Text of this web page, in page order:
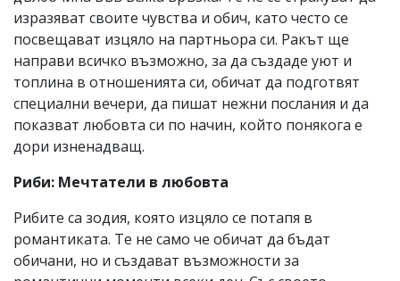
изразяват своите чувства и обич, като често се
посвещават изцяло на партньора си. Ракът ще
направи всичко възможно, за да създаде уют и
топлина в отношенията си, обичат да подготвят
специални вечери, да пишат нежни послания и да
показват любовта си по начин, който понякога е
дори изненадващ.
Риби: Мечтатели в любовта
Рибите са зодия, която изцяло се потапя в
романтиката. Те не само че обичат да бъдат
обичани, но и създават възможности за